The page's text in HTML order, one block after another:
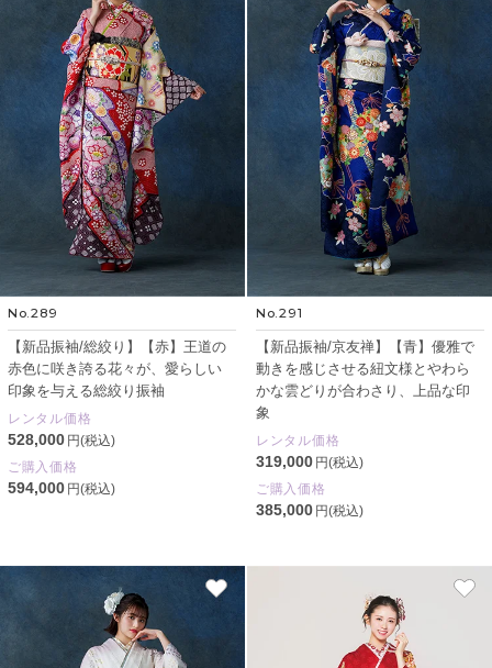
No.289
【新品振袖/総絞り】【赤】王道の
赤色に咲き誇る花々が、愛らしい
印象を与える総絞り振袖
レンタル価格
528,000 円(税込)
ご購入価格
594,000 円(税込)
No.291
【新品振袖/京友禅】【青】優雅で
動きを感じさせる紐文様とやわら
かな雲どりが合わさり、上品な印
象
レンタル価格
319,000 円(税込)
ご購入価格
385,000 円(税込)